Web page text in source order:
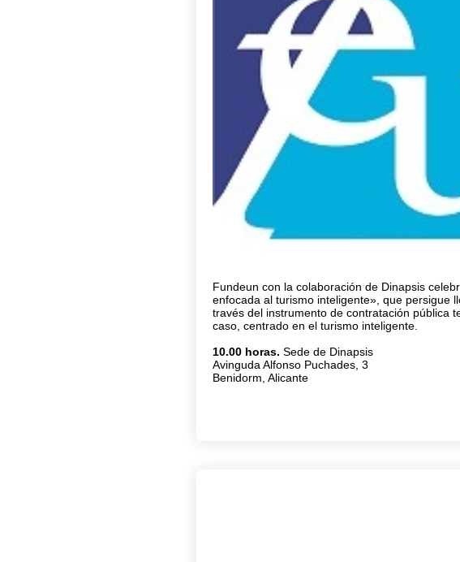
Fundeun con la colaboración de Dinapsis
enfocada al turismo inteligente», que persigue
través del instrumento de contratación pública
caso, centrado en el turismo inteligente.
10.00 horas. Sede de Dinapsis
Avinguda Alfonso Puchades, 3
Benidorm, Alicante